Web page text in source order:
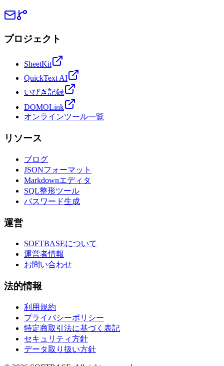
プロジェクト
SheetKit
QuickText AI
いびき記録
DOMOLink
オンラインツール一覧
リソース
ブログ
JSONフォーマット
Markdownエディタ
SQL整形ツール
パスワード生成
運営
SOFTBASEについて
運営者情報
お問い合わせ
法的情報
利用規約
プライバシーポリシー
特定商取引法に基づく表記
セキュリティ方針
データ取り扱い方針